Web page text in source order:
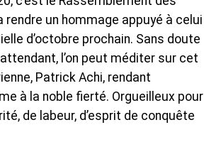
un hommage appuyé à celui
d’octobre prochain. Sans doute
l’on peut méditer sur cet
Patrick Achi, rendant
à la noble fierté. Orgueilleux pour
de labeur, d’esprit de conquête